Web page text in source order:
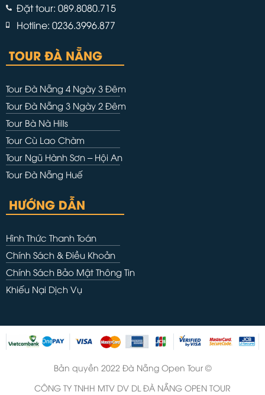
Đặt tour: 089.8080.715
Hotline: 0236.3996.877
TOUR ĐÀ NẴNG
Tour Đà Nẵng 4 Ngày 3 Đêm
Tour Đà Nẵng 3 Ngày 2 Đêm
Tour Bà Nà Hills
Tour Cù Lao Chàm
Tour Ngũ Hành Sơn – Hội An
Tour Đà Nẵng Huế
HƯỚNG DẪN
Hình Thức Thanh Toán
Chính Sách & Điều Khoản
Chính Sách Bảo Mật Thông Tin
Khiếu Nại Dịch Vụ
Bản quyền 2022 Đà Nẵng Open Tour ©
CÔNG TY TNHH MTV DV DL ĐÀ NẴNG OPEN TOUR